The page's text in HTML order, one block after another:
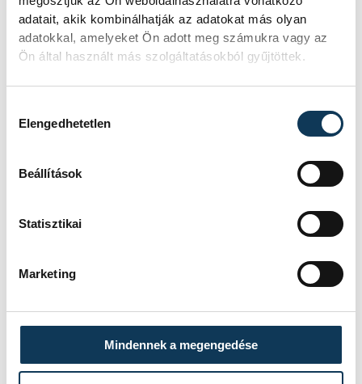
adatait, akik kombinálhatják az adatokat más olyan
adatokkal, amelyeket Ön adott meg számukra vagy az
Ön által használt más szolgáltatásokból gyűjtöttek.
Elengedhetetlen
Beállítások
Statisztikai
Marketing
Mindennek a megengedése
kapcsolatos feladataikat intézik. Ritkán
kérnek segítséget de előfordul, hogy a